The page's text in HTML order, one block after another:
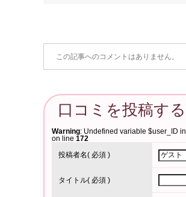
この記事へのコメントはありません。
口コミを投稿する
Warning : Undefined variable $user_ID in
on line 172
投稿者名( 必須 )
タイトル( 必須 )